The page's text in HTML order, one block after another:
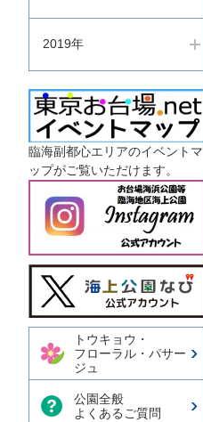
2019年
臨海副都心エリアのイベントマ
ップがご覧いただけます。
今日の東京港埠頭㈱【公式
X】
トウキョウ・
フローラル・パサー
ジュ
公園全般
よくあるご質問